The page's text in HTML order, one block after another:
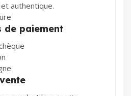
authentique.
de paiement